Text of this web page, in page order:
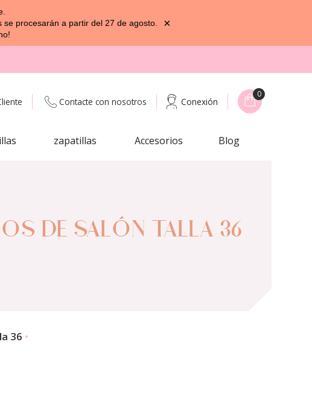
procesarán a partir del 27 de agosto.
×
Contacte con nosotros Conexión
0
zapatillas Accesorios Blog
DE SALÓN TALLA 36
36